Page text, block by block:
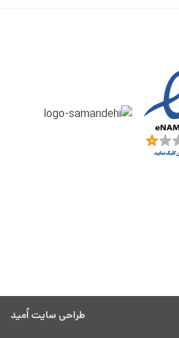
طراحی سایت اُمید